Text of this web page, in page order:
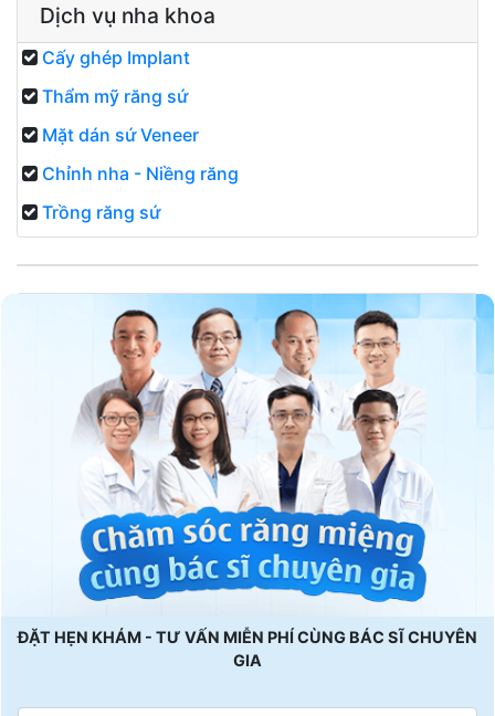
Dịch vụ nha khoa
Cấy ghép Implant
Thẩm mỹ răng sứ
Mặt dán sứ Veneer
Chỉnh nha - Niềng răng
Trồng răng sứ
ĐẶT HẸN KHÁM - TƯ VẤN MIỄN PHÍ CÙNG BÁC SĨ CHUYÊN
GIA